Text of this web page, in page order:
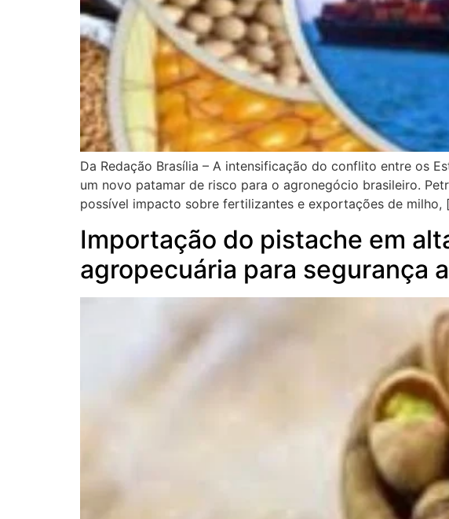
Da Redação Brasília – A intensificação do conflito entre os
um novo patamar de risco para o agronegócio brasileiro.
possível impacto sobre fertilizantes e exportações de milho,
Importação do pistache em
agropecuária para segurança